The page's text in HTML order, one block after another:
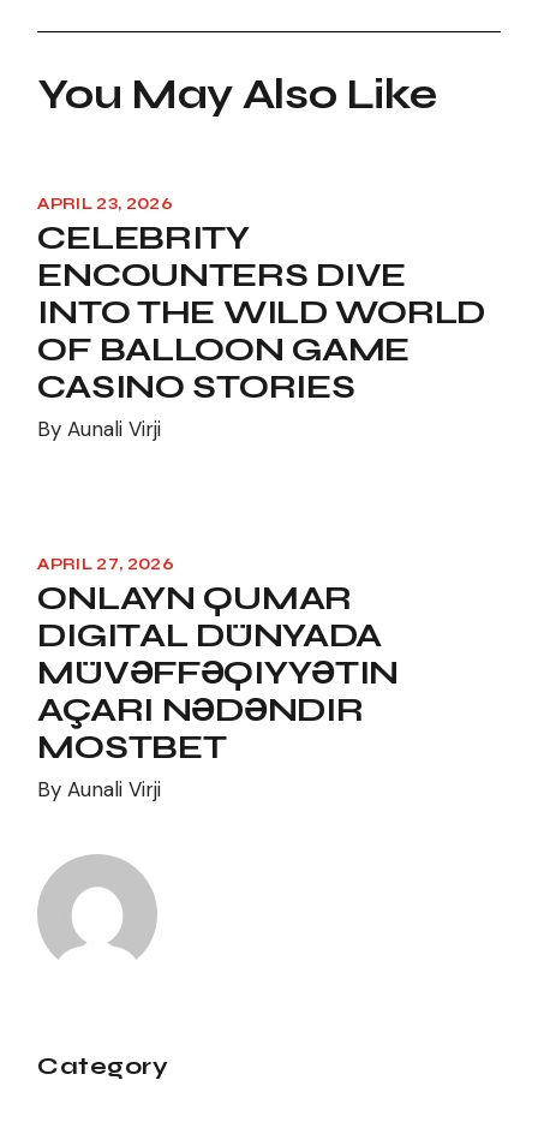
You May Also Like
APRIL 23, 2026
CELEBRITY
ENCOUNTERS DIVE
INTO THE WILD WORLD
OF BALLOON GAME
CASINO STORIES
By Aunali Virji
APRIL 27, 2026
ONLAYN QUMAR
DIGITAL DÜNYADA
MÜVƏFFƏQIYYƏTIN
AÇARI NƏDƏNDIR
MOSTBET
By Aunali Virji
Category